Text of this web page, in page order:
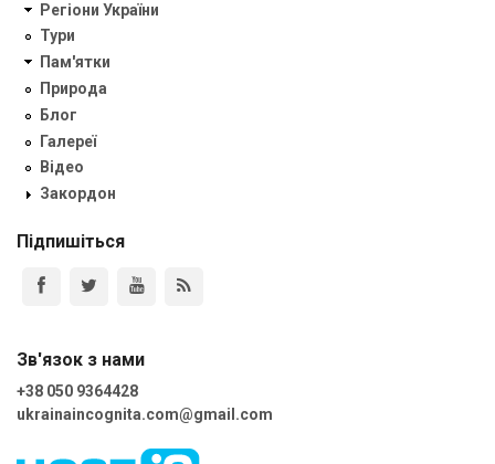
Регіони України
Тури
Пам'ятки
Природа
Блог
Галереї
Відео
Закордон
Підпишіться
Зв'язок з нами
+38 050 9364428
ukrainaincognita.com@gmail.com